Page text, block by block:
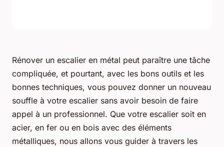
Rénover un escalier en métal peut paraître une tâche
compliquée, et pourtant, avec les bons outils et les
bonnes techniques, vous pouvez donner un nouveau
souffle à votre escalier sans avoir besoin de faire
appel à un professionnel. Que votre escalier soit en
acier, en fer ou en bois avec des éléments
métalliques, nous allons vous guider à travers les